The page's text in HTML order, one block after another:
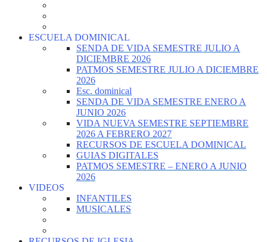
ESCUELA DOMINICAL
SENDA DE VIDA SEMESTRE JULIO A
DICIEMBRE 2026
PATMOS SEMESTRE JULIO A DICIEMBRE
2026
Esc. dominical
SENDA DE VIDA SEMESTRE ENERO A
JUNIO 2026
VIDA NUEVA SEMESTRE SEPTIEMBRE
2026 A FEBRERO 2027
RECURSOS DE ESCUELA DOMINICAL
GUIAS DIGITALES
PATMOS SEMESTRE – ENERO A JUNIO
2026
VIDEOS
INFANTILES
MUSICALES